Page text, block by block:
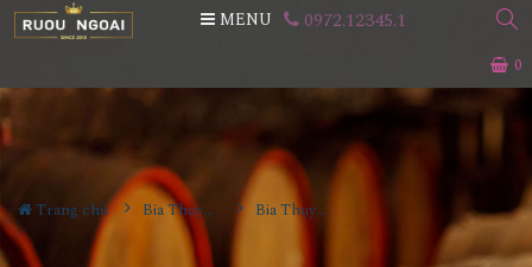
0
MENU 0972.12345.1
Trang chủ Bia Thụy Sĩ Bia Thụy Sĩ Bia Vollmond (Trăng tròn)